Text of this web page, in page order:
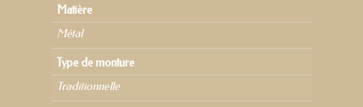
Matière
Métal
Type de monture
Traditionnelle